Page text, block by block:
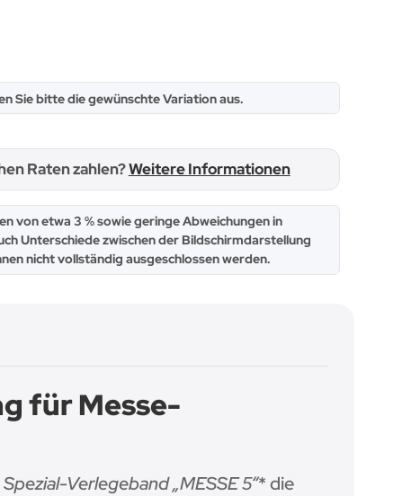
Sie bitte die gewünschte Variation aus.
Raten zahlen?Weitere Informationen
von etwa 3 % sowie geringe Abweichungen in
Unterschiede zwischen der Bildschirmdarstellung
nicht vollständig ausgeschlossen werden.
für Messe-
Spezial-Verlegeband „MESSE 5“* die